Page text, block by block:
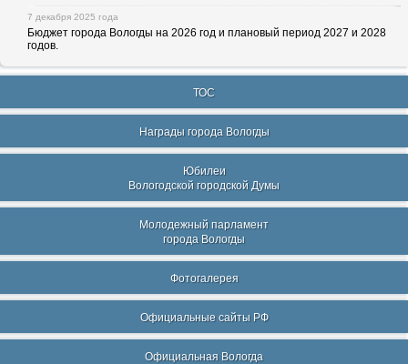
7 декабря 2025 года
Бюджет города Вологды на 2026 год и плановый период 2027 и 2028
годов.
ТОС
Награды города Вологды
Юбилеи
Вологодской городской Думы
Молодежный парламент
города Вологды
Фотогалерея
Официальные сайты РФ
Официальная Вологда